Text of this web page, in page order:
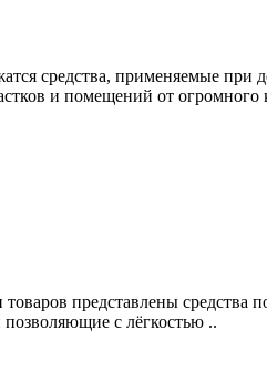
средства, применяемые при
и помещений от огромного
представлены средства
с лёгкостью ..